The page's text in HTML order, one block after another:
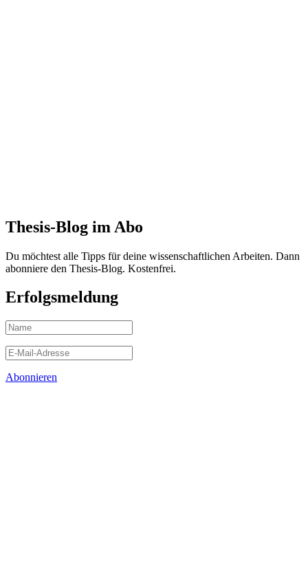
Thesis-Blog im Abo
Du möchtest alle Tipps für deine wissenschaftlichen Arbeiten. Dann
abonniere den Thesis-Blog. Kostenfrei.
Erfolgsmeldung
Abonnieren